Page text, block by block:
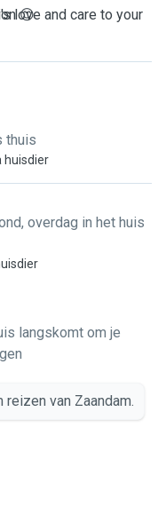
love and care to your
attention, and
We live in a
therefore your furry
of the pups:
😊
thuis
huisdier
overdag in het huis
langskomt om je
reizen van Zaandam.